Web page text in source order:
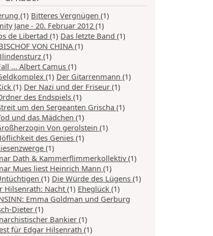
(1) Bitteres Vergnügen (1)
Jane - 20. Februar 2012 (1)
de Libertad (1) Das letzte Band (1)
VON CHINA(1)
(1)
... Albert Camus (1)
(1) Der Gitarrenmann (1)
(1) Der Nazi und der Friseur (1)
des Endspiels(1)
um den Sergeanten Grischa (1)
und das Mädchen (1)
Von gerolstein (1)
des Genies(1)
(1)
Dath & Kammerflimmerkollektiv(1)
Mues liest Heinrich Mann (1)
(1) Die Würde des Lügens (1)
Hilsenrath: Nacht (1) Eheglück (1)
Emma Goldman und Gerburg
Dieter (1)
Bankier (1)
für Edgar Hilsenrath (1)